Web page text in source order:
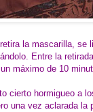
la mascarilla,
Entre la
máximo de 10
cierto hormigueo a
una vez aclarada